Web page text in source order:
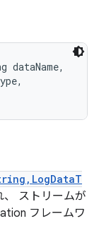
dataName,
ストリームが
フレームワ